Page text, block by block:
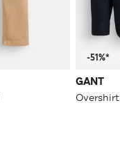
-51%*
GANT